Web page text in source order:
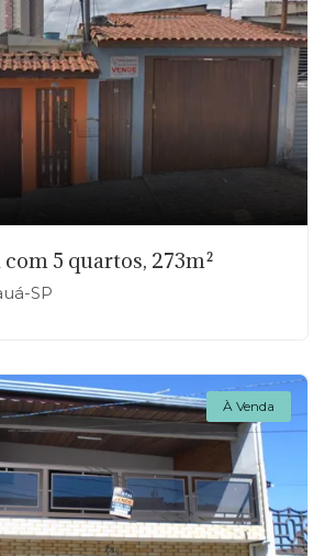
com 5 quartos, 273m²
SP
À Venda